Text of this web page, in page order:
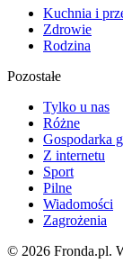
Kuchnia i
Zdrowie
Rodzina
Pozostałe
Tylko u nas
Różne
Gospodarka
Z internetu
Sport
Pilne
Wiadomości
Zagrożenia
© 2026 Fronda.pl.